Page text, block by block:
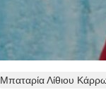
Μπαταρία Λίθιου